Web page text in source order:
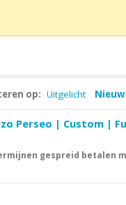
op: Uitgelicht Nieuw
Perseo | Custom |
gespreid betalen